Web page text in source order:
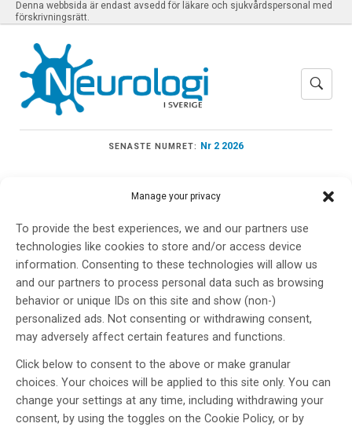
Manage your privacy
To provide the best experiences, we and our partners use
technologies like cookies to store and/or access device
information. Consenting to these technologies will allow us
and our partners to process personal data such as browsing
behavior or unique IDs on this site and show (non-)
personalized ads. Not consenting or withdrawing consent,
may adversely affect certain features and functions.
Click below to consent to the above or make granular
choices. Your choices will be applied to this site only. You can
change your settings at any time, including withdrawing your
consent, by using the toggles on the Cookie Policy, or by
Denna webbsida är endast avsedd för läkare och sjukvårdspersonal med
förskrivningsrätt.
SENASTE NUMRET: Nr 2 2026
Meny
2nd International
Conference on
Neurology & Brain
Disorders